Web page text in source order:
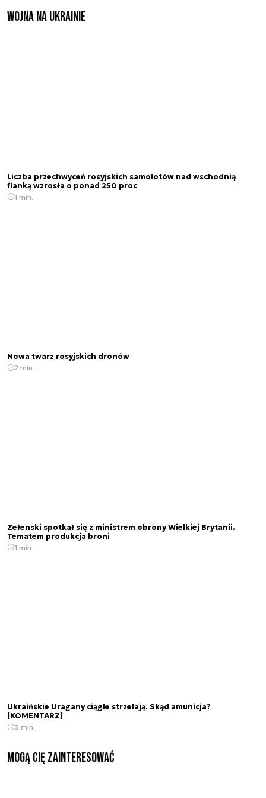
Wojna na Ukrainie
Liczba przechwyceń rosyjskich samolotów nad wschodnią
flanką wzrosła o ponad 250 proc
1 min.
Nowa twarz rosyjskich dronów
2 min.
Zełenski spotkał się z ministrem obrony Wielkiej Brytanii.
Tematem produkcja broni
1 min.
Ukraińskie Uragany ciągle strzelają. Skąd amunicja?
[KOMENTARZ]
3 min.
Mogą Cię zainteresować